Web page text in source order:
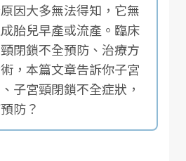
因大多無法得知，它無
胎兒早產或流產。臨床
閉鎖不全預防、治療方
，本篇文章告訴你子宮
子宮頸閉鎖不全症狀，
防？